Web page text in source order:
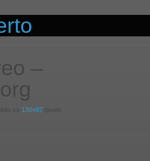
–
es 130×87